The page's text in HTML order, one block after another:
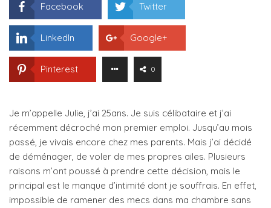
Facebook Twitter
LinkedIn Google+
Pinterest 0
Je m’appelle Julie, j’ai 25ans. Je suis célibataire et j’ai
récemment décroché mon premier emploi. Jusqu’au mois
passé, je vivais encore chez mes parents. Mais j’ai décidé
de déménager, de voler de mes propres ailes. Plusieurs
raisons m’ont poussé à prendre cette décision, mais le
principal est le manque d’intimité dont je souffrais. En effet,
impossible de ramener des mecs dans ma chambre sans